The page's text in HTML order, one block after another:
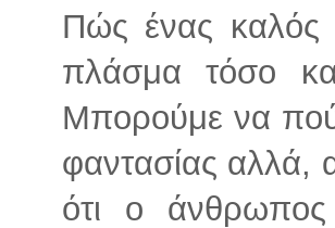
Πώς ένας καλός
πλάσμα τόσο
Μπορούμε να
φαντασίας αλλά,
ότι ο άνθρωπος